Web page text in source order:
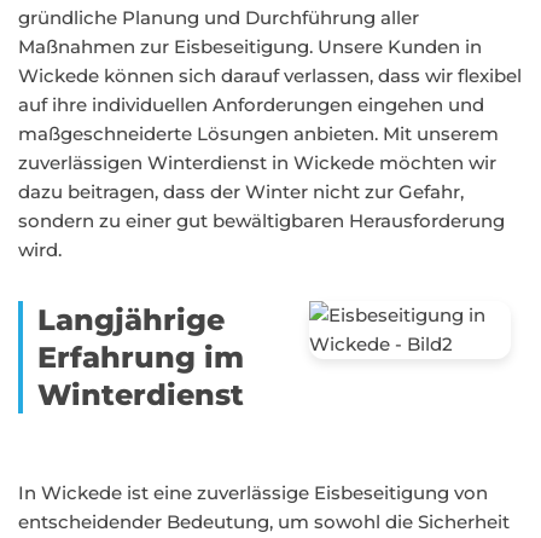
gründliche Planung und Durchführung aller
Maßnahmen zur Eisbeseitigung. Unsere Kunden in
Wickede können sich darauf verlassen, dass wir flexibel
auf ihre individuellen Anforderungen eingehen und
maßgeschneiderte Lösungen anbieten. Mit unserem
zuverlässigen Winterdienst in Wickede möchten wir
dazu beitragen, dass der Winter nicht zur Gefahr,
sondern zu einer gut bewältigbaren Herausforderung
wird.
Langjährige
Erfahrung im
Winterdienst
In Wickede ist eine zuverlässige Eisbeseitigung von
entscheidender Bedeutung, um sowohl die Sicherheit